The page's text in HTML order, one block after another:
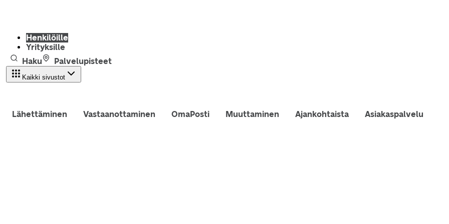
Henkilöille
Yrityksille
Haku
Palvelupisteet
Kaikki sivustot
Lähettäminen Vastaanottaminen OmaPosti Muuttaminen Ajankohtaista Asiakaspalvelu